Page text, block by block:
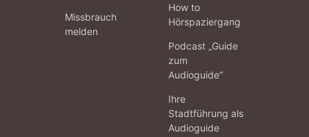
Missbrauch
melden
How to
Hörspaziergang
Podcast „Guide
zum
Audioguide“
Ihre
Stadtführung als
Audioguide